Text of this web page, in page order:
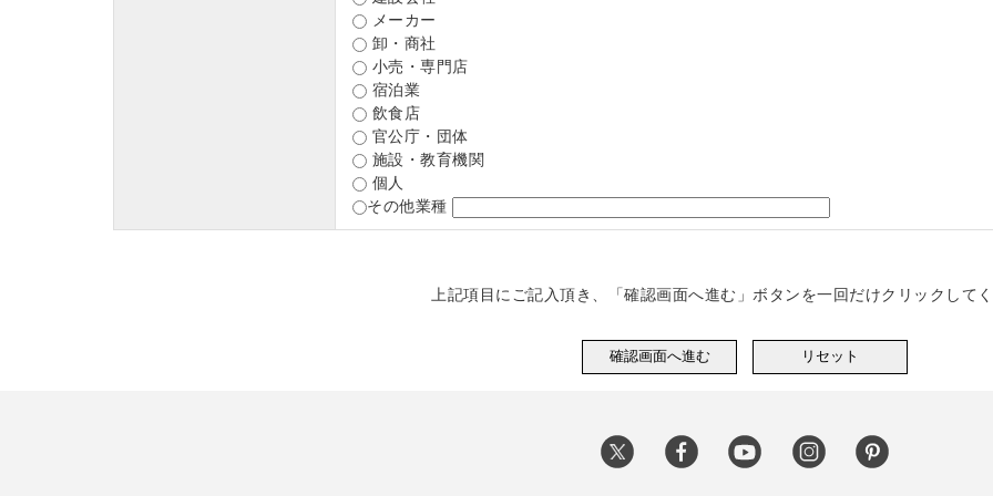
メーカー
卸・商社
小売・専門店
宿泊業
飲食店
官公庁・団体
施設・教育機関
個人
その他業種
上記項目にご記入頂き、「確認画面へ進む」ボタンを一回だけクリックしてく